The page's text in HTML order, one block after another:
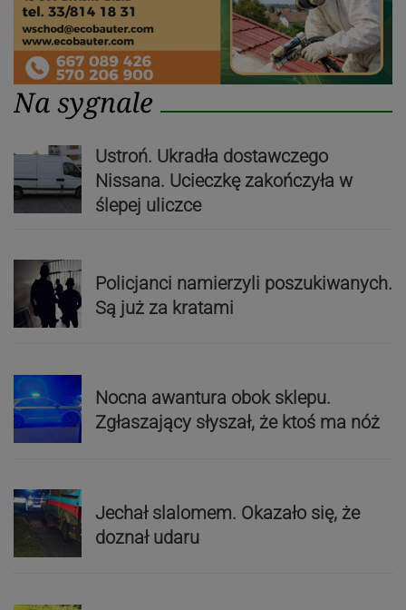
Na sygnale
Ustroń. Ukradła dostawczego
Nissana. Ucieczkę zakończyła w
ślepej uliczce
Policjanci namierzyli poszukiwanych.
Są już za kratami
Nocna awantura obok sklepu.
Zgłaszający słyszał, że ktoś ma nóż
Jechał slalomem. Okazało się, że
doznał udaru